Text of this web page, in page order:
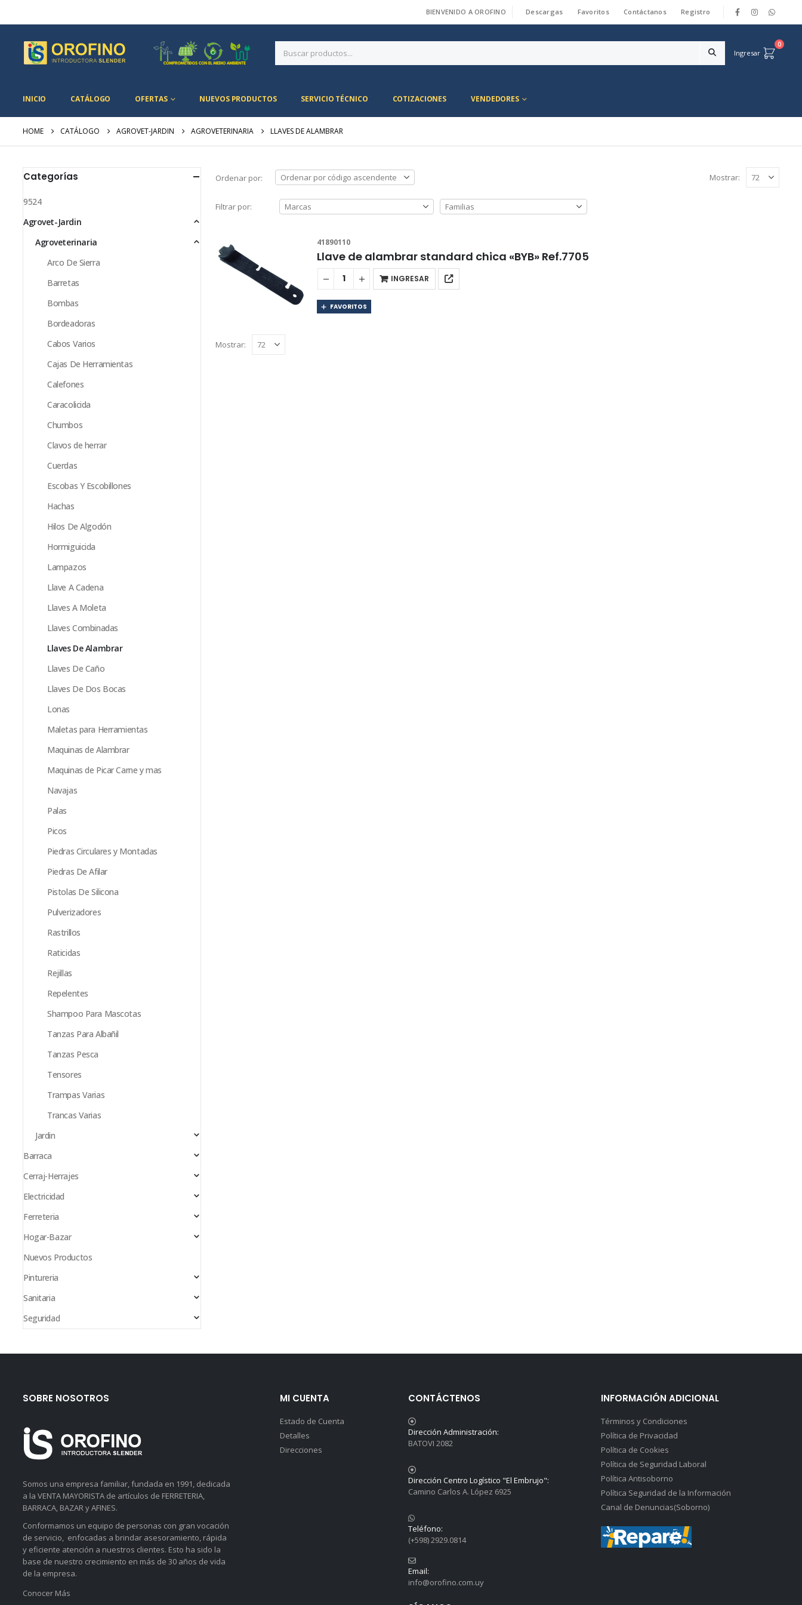
BIENVENIDO A OROFINO Descargas Favoritos Contáctanos Registro
Ingresar
0
INICIO CATÁLOGO OFERTAS NUEVOS PRODUCTOS SERVICIO TÉCNICO COTIZACIONES VENDEDORES
HOME CATÁLOGO AGROVET-JARDIN AGROVETERINARIA LLAVES DE ALAMBRAR
Ordenar por: Mostrar:
Filtrar por:
41890110
Llave de alambrar standard chica «BYB» Ref.7705
INGRESAR
FAVORITOS
Mostrar:
Categorías
9524
Agrovet-Jardin
Agroveterinaria
Arco De Sierra
Barretas
Bombas
Bordeadoras
Cabos Varios
Cajas De Herramientas
Calefones
Caracolicida
Chumbos
Clavos de herrar
Cuerdas
Escobas Y Escobillones
Hachas
Hilos De Algodón
Hormiguicida
Lampazos
Llave A Cadena
Llaves A Moleta
Llaves Combinadas
Llaves De Alambrar
Llaves De Caño
Llaves De Dos Bocas
Lonas
Maletas para Herramientas
Maquinas de Alambrar
Maquinas de Picar Carne y mas
Navajas
Palas
Picos
Piedras Circulares y Montadas
Piedras De Afilar
Pistolas De Silicona
Pulverizadores
Rastrillos
Raticidas
Rejillas
Repelentes
Shampoo Para Mascotas
Tanzas Para Albañil
Tanzas Pesca
Tensores
Trampas Varias
Trancas Varias
Jardin
Barraca
Cerraj-Herrajes
Electricidad
Ferreteria
Hogar-Bazar
Nuevos Productos
Pintureria
Sanitaria
Seguridad
SOBRE NOSOTROS
Somos una empresa familiar, fundada en 1991, dedicada
a la VENTA MAYORISTA de artículos de FERRETERIA,
BARRACA, BAZAR y AFINES.
Conformamos un equipo de personas con gran vocación
de servicio, enfocadas a brindar asesoramiento, rápida
y eficiente atención a nuestros clientes. Esto ha sido la
base de nuestro crecimiento en más de 30 años de vida
de la empresa.
Conocer Más
MI CUENTA
Estado de Cuenta
Detalles
Direcciones
CONTÁCTENOS
Dirección Administración:
BATOVI 2082
Dirección Centro Logístico "El Embrujo":
Camino Carlos A. López 6925
Teléfono:
(+598) 2929.0814
Email:
info@orofino.com.uy
INFORMACIÓN ADICIONAL
Términos y Condiciones
Política de Privacidad
Política de Cookies
Política de Seguridad Laboral
Política Antisoborno
Política Seguridad de la Información
Canal de Denuncias(Soborno)